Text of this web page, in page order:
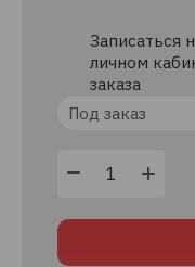
Записаться
личном
заказа
Под заказ